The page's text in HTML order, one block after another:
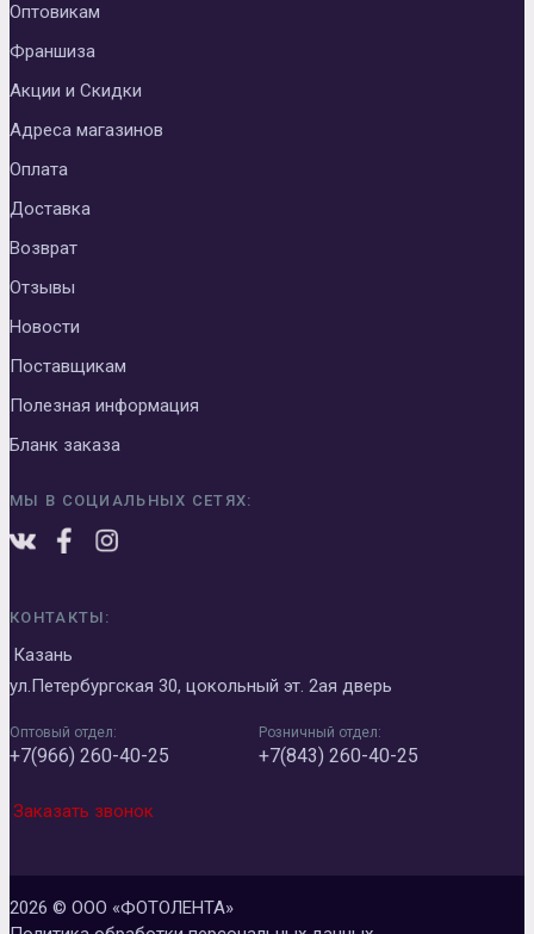
Оптовикам
Франшиза
Акции и Скидки
Адреса магазинов
Оплата
Доставка
Возврат
Отзывы
Новости
Поставщикам
Полезная информация
Бланк заказа
МЫ В СОЦИАЛЬНЫХ СЕТЯХ:
КОНТАКТЫ:
Казань
ул.Петербургская 30, цокольный эт. 2ая дверь
Оптовый отдел:
+7(966) 260-40-25
Розничный отдел:
+7(843) 260-40-25
Заказать звонок
2026 © ООО «ФОТОЛЕНТА»